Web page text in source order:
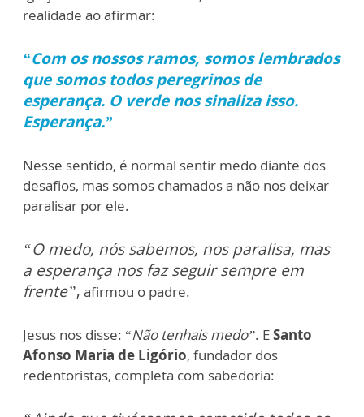
realidade ao afirmar:
“Com os nossos ramos, somos lembrados
que somos todos peregrinos de
esperança. O verde nos sinaliza isso.
Esperança.”
Nesse sentido, é normal sentir medo diante dos
desafios, mas somos chamados a não nos deixar
paralisar por ele.
“O medo, nós sabemos, nos paralisa, mas
a esperança nos faz seguir sempre em
frente”, afirmou o padre.
Jesus nos disse: “Não tenhais medo”. ESanto
Afonso Maria de Ligório, fundador dos
redentoristas, completa com sabedoria: